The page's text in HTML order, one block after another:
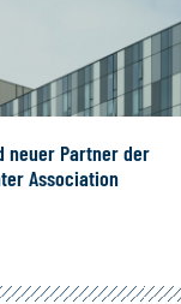
neuer Partner der
Association